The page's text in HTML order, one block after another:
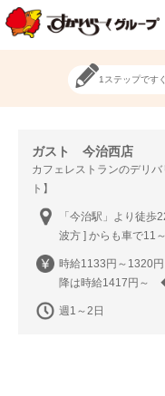
1ステップです
ガスト 今治西店
カフェレストランのデリ
ト】
「今治駅」より徒
波方 ] からも車で11
時給1133円～
降は時給1417円～
週1～2日